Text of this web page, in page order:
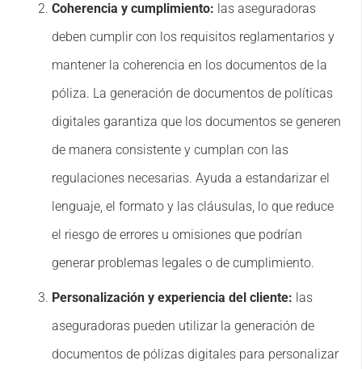
Coherencia y cumplimiento: las aseguradoras
deben cumplir con los requisitos reglamentarios y
mantener la coherencia en los documentos de la
póliza. La generación de documentos de políticas
digitales garantiza que los documentos se generen
de manera consistente y cumplan con las
regulaciones necesarias. Ayuda a estandarizar el
lenguaje, el formato y las cláusulas, lo que reduce
el riesgo de errores u omisiones que podrían
generar problemas legales o de cumplimiento.
Personalización y experiencia del cliente: las
aseguradoras pueden utilizar la generación de
documentos de pólizas digitales para personalizar